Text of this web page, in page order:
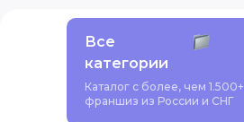
Все
категории
Каталог с более, чем 1.500+
франшиз из России и СНГ